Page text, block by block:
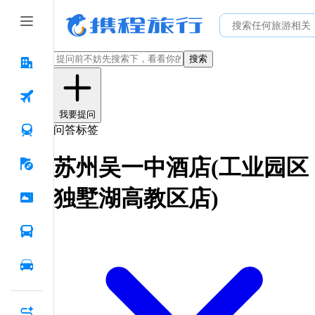
搜索
我要提问
问答标签
苏州吴一中酒店(工业园区
独墅湖高教区店)